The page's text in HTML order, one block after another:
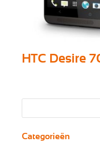
HTC Desire
Categorieën